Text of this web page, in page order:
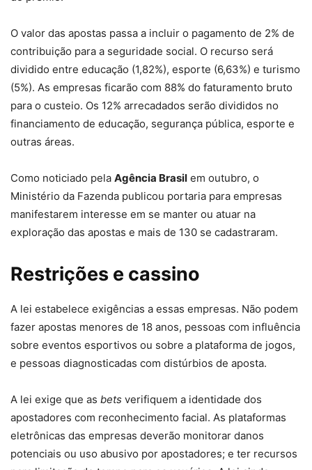
O valor das apostas passa a incluir o pagamento de 2% de
contribuição para a seguridade social. O recurso será
dividido entre educação (1,82%), esporte (6,63%) e turismo
(5%). As empresas ficarão com 88% do faturamento bruto
para o custeio. Os 12% arrecadados serão divididos no
financiamento de educação, segurança pública, esporte e
outras áreas.
Como noticiado pela Agência Brasil em outubro, o
Ministério da Fazenda publicou portaria para empresas
manifestarem interesse em se manter ou atuar na
exploração das apostas e mais de 130 se cadastraram.
Restrições e cassino
A lei estabelece exigências a essas empresas. Não podem
fazer apostas menores de 18 anos, pessoas com influência
sobre eventos esportivos ou sobre a plataforma de jogos,
e pessoas diagnosticadas com distúrbios de aposta.
A lei exige que as bets verifiquem a identidade dos
apostadores com reconhecimento facial. As plataformas
eletrônicas das empresas deverão monitorar danos
potenciais ou uso abusivo por apostadores; e ter recursos